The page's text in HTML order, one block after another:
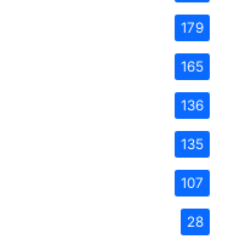
179
165
136
135
107
28